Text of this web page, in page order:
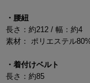
・腰紐
長さ：約212 / 幅：約4
素材： ポリエステル
・着付けベルト
長さ：約85